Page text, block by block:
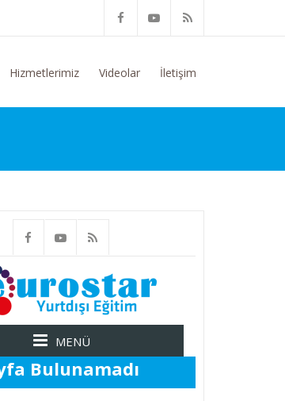
Hizmetlerimiz Videolar İletişim